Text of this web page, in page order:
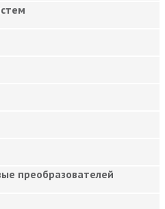
преобразователей